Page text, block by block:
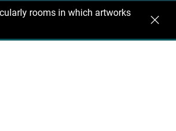
rooms in which artworks